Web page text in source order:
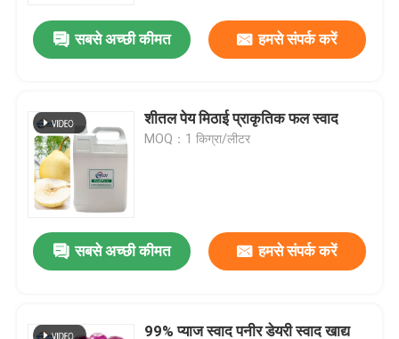
हमसे संपर्क करें
समाचार
खाद्य पदार्थों के स्वाद
स्वाद और सुगंध
सिंथेटिक स्वाद
सबसे अच्छी कीमत हमसे संपर्क करें
शीतल पेय मिठाई प्राकृतिक फल स्वाद
MOQ：1 किग्रा/लीटर
सबसे अच्छी कीमत हमसे संपर्क करें
99% प्याज स्वाद पनीर डेयरी स्वाद खाद्य